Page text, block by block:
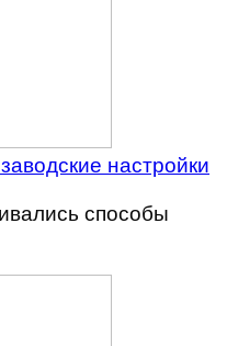
настройки
способы